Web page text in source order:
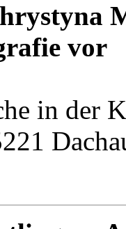
vor
in der